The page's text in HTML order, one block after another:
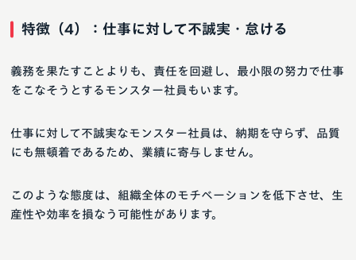
特徴（4）：仕事に対して不誠実・怠ける
義務を果たすことよりも、責任を回避し、最小限の努力で仕事
をこなそうとするモンスター社員もいます。
仕事に対して不誠実なモンスター社員は、納期を守らず、品質
にも無頓着であるため、業績に寄与しません。
このような態度は、組織全体のモチベーションを低下させ、生
産性や効率を損なう可能性があります。